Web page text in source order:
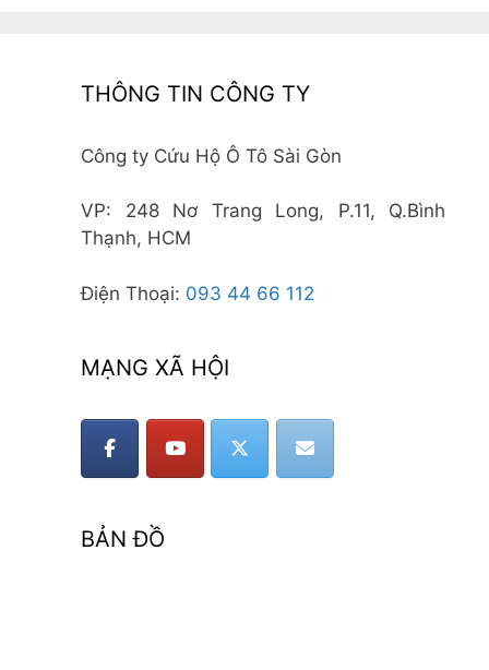
THÔNG TIN CÔNG TY
Công ty Cứu Hộ Ô Tô Sài Gòn
VP: 248 Nơ Trang Long, P.11, Q.Bình
Thạnh, HCM
Điện Thoại: 093 44 66 112
MẠNG XÃ HỘI
BẢN ĐỒ